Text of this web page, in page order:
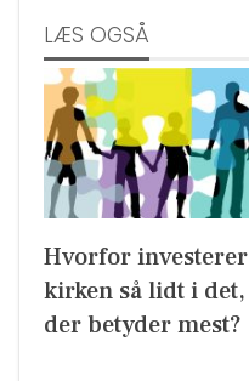
LÆS OGSÅ
Hvorfor investerer
kirken så lidt i det,
der betyder mest?